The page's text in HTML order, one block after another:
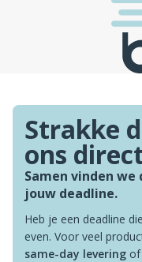
Strakke
ons
Samen vinden
jouw deadline.
Heb je een deadline
even. Voor veel
same-day levering of